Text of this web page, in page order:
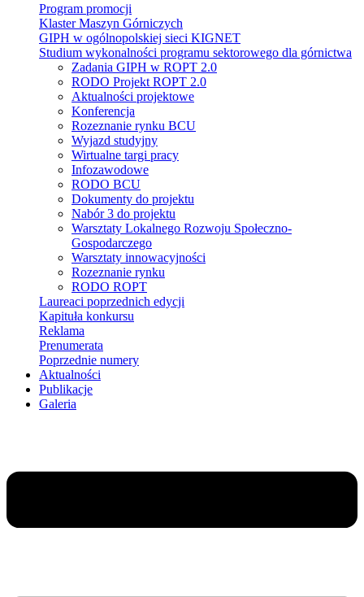
Program promocji
Klaster Maszyn Górniczych
GIPH w ogólnopolskiej sieci KIGNET
Studium wykonalności programu sektorowego dla górnictwa
Zadania GIPH w ROPT 2.0
RODO Projekt ROPT 2.0
Aktualności projektowe
Konferencja
Rozeznanie rynku BCU
Wyjazd studyjny
Wirtualne targi pracy
Infozawodowe
RODO BCU
Dokumenty do projektu
Nabór 3 do projektu
Warsztaty Lokalnego Rozwoju Społeczno-
Gospodarczego
Warsztaty innowacyjności
Rozeznanie rynku
RODO ROPT
Laureaci poprzednich edycji
Kapituła konkursu
Reklama
Prenumerata
Poprzednie numery
Aktualności
Publikacje
Galeria